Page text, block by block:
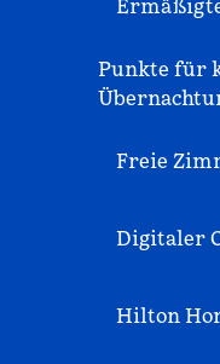
Punkte für
Freie
Digitaler
Hilton